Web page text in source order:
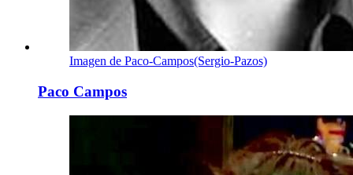
Imagen de Paco-Campos(Sergio-Pazos)
Paco Campos